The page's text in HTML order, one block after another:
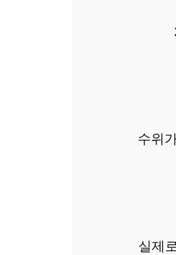
수위
실제